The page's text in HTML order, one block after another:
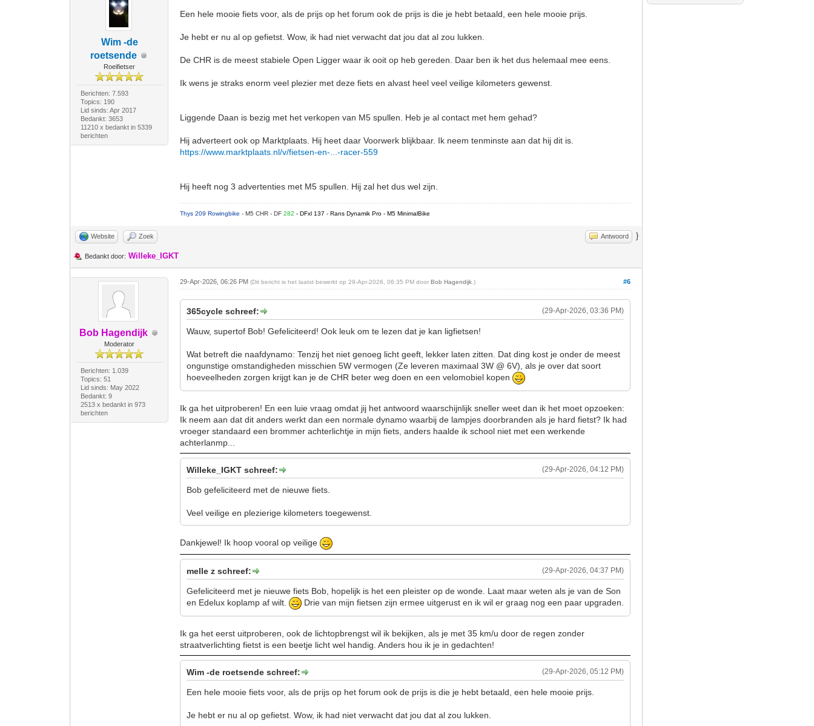
Wim -de
roetsende
Roeifietser
Berichten: 7.593
Topics: 190
Lid sinds: Apr 2017
Bedankt: 3653
11210 x bedankt in 5339
berichten
Een hele mooie fiets voor, als de prijs op het forum ook de prijs is die je hebt betaald, een hele mooie prijs.
Je hebt er nu al op gefietst. Wow, ik had niet verwacht dat jou dat al zou lukken.
De CHR is de meest stabiele Open Ligger waar ik ooit op heb gereden. Daar ben ik het dus helemaal mee eens.
Ik wens je straks enorm veel plezier met deze fiets en alvast heel veel veilige kilometers gewenst.
Liggende Daan is bezig met het verkopen van M5 spullen. Heb je al contact met hem gehad?
Hij adverteert ook op Marktplaats. Hij heet daar Voorwerk blijkbaar. Ik neem tenminste aan dat hij dit is.
https://www.marktplaats.nl/v/fietsen-en-...-racer-559
Hij heeft nog 3 advertenties met M5 spullen. Hij zal het dus wel zijn.
Thys 209 Rowingbike- M5 CHR - DF282- DFxl 137 - Rans Dynamik Pro - M5 MinimalBike
Website Zoek Antwoord }
Bedankt door: Willeke_IGKT
Bob Hagendijk
Moderator
Berichten: 1.039
Topics: 51
Lid sinds: May 2022
Bedankt: 9
2513 x bedankt in 973
berichten
#6
29-Apr-2026, 06:26 PM(Dit bericht is het laatst bewerkt op 29-Apr-2026, 06:35 PM doorBob Hagendijk .)
(29-Apr-2026, 03:36 PM)
365cycle schreef:
Wauw, supertof Bob! Gefeliciteerd! Ook leuk om te lezen dat je kan ligfietsen!
Wat betreft die naafdynamo: Tenzij het niet genoeg licht geeft, lekker laten zitten. Dat ding kost je onder de meest
ongunstige omstandigheden misschien 5W vermogen (Ze leveren maximaal 3W @ 6V), als je over dat soort
hoeveelheden zorgen krijgt kan je de CHR beter weg doen en een velomobiel kopen
Ik ga het uitproberen! En een luie vraag omdat jij het antwoord waarschijnlijk sneller weet dan ik het moet opzoeken:
Ik neem aan dat dit anders werkt dan een normale dynamo waarbij de lampjes doorbranden als je hard fietst? Ik had
vroeger standaard een brommer achterlichtje in mijn fiets, anders haalde ik school niet met een werkende
achterlanmp...
(29-Apr-2026, 04:12 PM)
Willeke_IGKT schreef:
Bob gefeliciteerd met de nieuwe fiets.
Veel veilige en plezierige kilometers toegewenst.
Dankjewel! Ik hoop vooral op veilige
(29-Apr-2026, 04:37 PM)
melle z schreef:
Gefeliciteerd met je nieuwe fiets Bob, hopelijk is het een pleister op de wonde. Laat maar weten als je van de Son
en Edelux koplamp af wilt.
Drie van mijn fietsen zijn ermee uitgerust en ik wil er graag nog een paar upgraden.
Ik ga het eerst uitproberen, ook de lichtopbrengst wil ik bekijken, als je met 35 km/u door de regen zonder
straatverlichting fietst is een beetje licht wel handig. Anders hou ik je in gedachten!
(29-Apr-2026, 05:12 PM)
Wim -de roetsende schreef:
Een hele mooie fiets voor, als de prijs op het forum ook de prijs is die je hebt betaald, een hele mooie prijs.
Je hebt er nu al op gefietst. Wow, ik had niet verwacht dat jou dat al zou lukken.